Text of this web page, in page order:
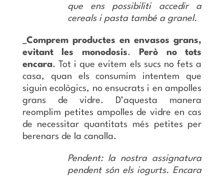
que ens possibiliti accedir a
cereals i pasta també a granel.
_Comprem productes en envasos grans,
evitant les monodosis.
Però no tots
encara. Tot i que evitem els sucs no fets a
casa, quan els consumim intentem que
siguin ecològics, no ensucrats i en ampolles
grans de vidre. D’aquesta manera
reomplim petites ampolles de vidre en cas
de necessitar quantitats més petites per
berenars de la canalla.
Pendent: la nostra assignatura
pendent són els iogurts. Encara